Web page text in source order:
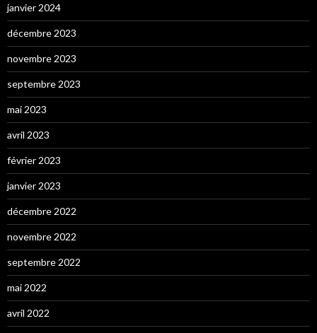
janvier 2024
décembre 2023
novembre 2023
septembre 2023
mai 2023
avril 2023
février 2023
janvier 2023
décembre 2022
novembre 2022
septembre 2022
mai 2022
avril 2022